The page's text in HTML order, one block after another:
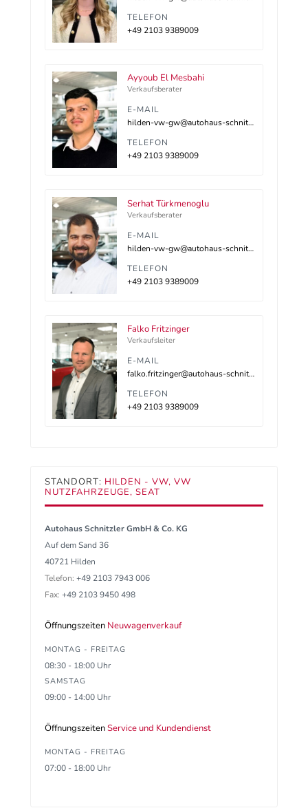
TELEFON
+49 2103 9389009
Ayyoub El Mesbahi
Verkaufsberater
E-MAIL
hilden-vw-gw@autohaus-schnitzler.dealerdesk.de
TELEFON
+49 2103 9389009
Serhat Türkmenoglu
Verkaufsberater
E-MAIL
hilden-vw-gw@autohaus-schnitzler.dealerdesk.de
TELEFON
+49 2103 9389009
Falko Fritzinger
Verkaufsleiter
E-MAIL
falko.fritzinger@autohaus-schnitzler.de
TELEFON
+49 2103 9389009
STANDORT: HILDEN - VW, VW
NUTZFAHRZEUGE, SEAT
Autohaus Schnitzler GmbH & Co. KG
Auf dem Sand 36
40721 Hilden
Telefon: +49 2103 7943 006
Fax: +49 2103 9450 498
Öffnungszeiten Neuwagenverkauf
MONTAG - FREITAG
08:30 - 18:00 Uhr
SAMSTAG
09:00 - 14:00 Uhr
ÖffnungszeitenService und Kundendienst
MONTAG - FREITAG
07:00 - 18:00 Uhr